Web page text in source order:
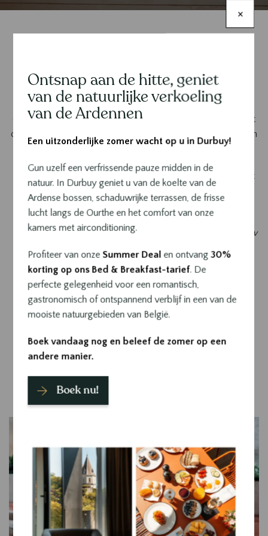
Wellnesscenter & Spa in
Durbuy
Gelegen op de tweede verdieping van het hotel, verwelkomt
ons wellnesscentrum u in een intieme omgeving waar hout en
marmer samenkomen, ideaal voor ontspanning en loslaten.
Toegankelijk voor hotelgasten* en externe bezoekers, nodigt
de spa van Sanglier des Ardennes u uit voor een echte
ontsnapping aan de tijd, in het hart van Durbuy.
*Toegang tot het wellnesscentrum is niet inbegrepen bij uw
hotelverblijf.
Reservaties: info@sanglier-durbuy.be
+32 (0)86 21 32 62
Boeken Bekijk behandelingen
×
Contenu
Ontsnap aan de hitte, geniet
van de natuurlijke verkoeling
van de Ardennen
Een uitzonderlijke zomer wacht op u in Durbuy!
Gun uzelf een verfrissende pauze midden in de
natuur. In Durbuy geniet u van de koelte van de
Ardense bossen, schaduwrijke terrassen, de frisse
lucht langs de Ourthe en het comfort van onze
kamers met airconditioning.
Profiteer van onze Summer Deal en ontvang30%
korting op ons Bed & Breakfast-tarief. De
perfecte gelegenheid voor een romantisch,
gastronomisch of ontspannend verblijf in een van de
mooiste natuurgebieden van België.
Boek vandaag nog en beleef de zomer op een
andere manier.
Boek nu!